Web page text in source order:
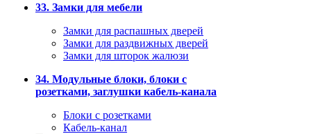
33. Замки для мебели
Замки для распашных дверей
Замки для раздвижных дверей
Замки для шторок жалюзи
34. Модульные блоки, блоки с
розетками, заглушки кабель-канала
Блоки с розетками
Кабель-канал